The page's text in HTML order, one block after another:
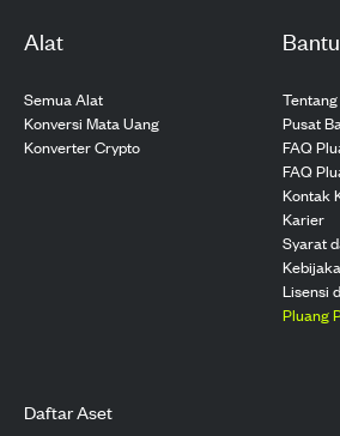
Alat
Semua Alat
Konversi Mata Uang
Konverter Crypto
Pusat
FAQ
FAQ
Kontak
Karier
Syarat
Lisensi
Pluang
Daftar Aset